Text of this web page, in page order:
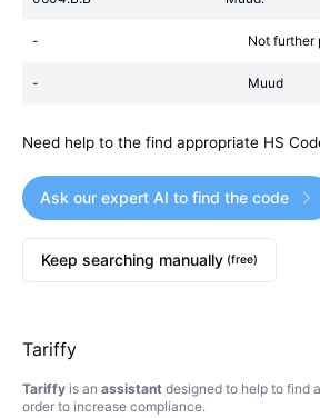
- Not further
- Muud
Need help to the find appropriate HS
Ask our expert AI to find the code
Keep searching manually (free)
Tariffy
Tariffy is an assistant designed to help to find
order to increase compliance.